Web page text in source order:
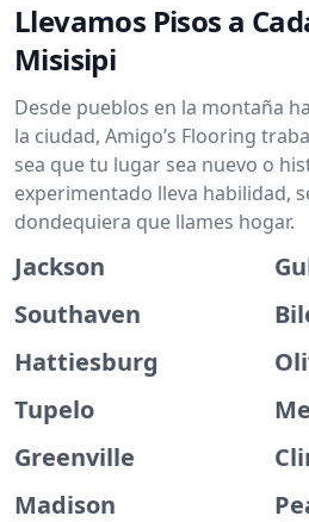
Llevamos Pisos a
Misisipi
Desde pueblos en la montaña
la ciudad, Amigo’s Flooring
sea que tu lugar sea nuevo o
experimentado lleva habilidad,
dondequiera que llames hogar.
Jackson
Southaven
Hattiesburg
Tupelo
Greenville
Madison